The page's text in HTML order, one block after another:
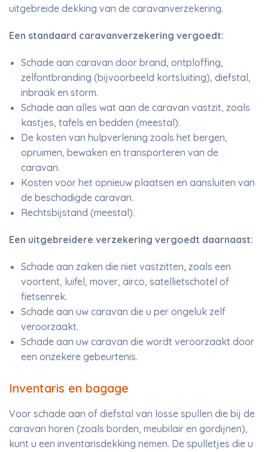
uitgebreide dekking van de caravanverzekering.
Een standaard caravanverzekering vergoedt:
Schade aan caravan door brand, ontploffing,
zelfontbranding (bijvoorbeeld kortsluiting), diefstal,
inbraak en storm.
Schade aan alles wat aan de caravan vastzit, zoals
kastjes, tafels en bedden (meestal).
De kosten van hulpverlening zoals het bergen,
opruimen, bewaken en transporteren van de
caravan.
Kosten voor het opnieuw plaatsen en aansluiten van
de beschadigde caravan.
Rechtsbijstand (meestal).
Een uitgebreidere verzekering vergoedt daarnaast:
Schade aan zaken die niet vastzitten, zoals een
voortent, luifel, mover, airco, satellietschotel of
fietsenrek.
Schade aan uw caravan die u per ongeluk zelf
veroorzaakt.
Schade aan uw caravan die wordt veroorzaakt door
een onzekere gebeurtenis.
Inventaris en bagage
Voor schade aan of diefstal van losse spullen die bij de
caravan horen (zoals borden, meubilair en gordijnen),
kunt u een inventarisdekking nemen. De spulletjes die u